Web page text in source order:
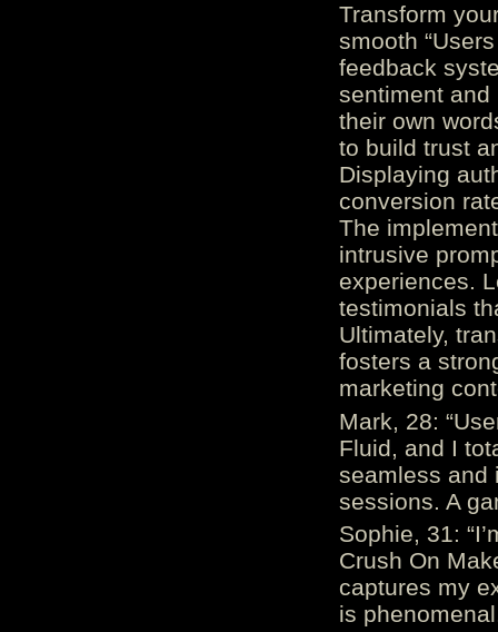
Transform
smooth
feedback
sentiment and
their own
to build trust
Displaying
conversion
The
intrusive
experiences.
testimonials
Ultimately,
fosters a
marketing
Mark, 28:
Fluid, and I
seamless and
sessions. A
Sophie, 31:
Crush On
captures my
is